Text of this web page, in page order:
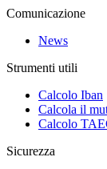
Comunicazione
News
Strumenti utili
Calcolo Iban
Calcola il
Calcolo
Sicurezza